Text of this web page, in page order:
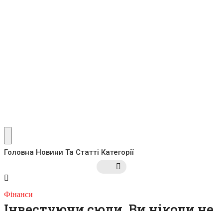
Головна Новини Та Статті Категорії
Фінанси